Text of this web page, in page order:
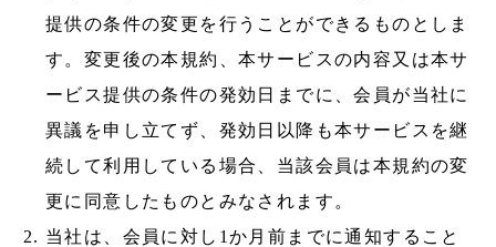
提供の条件の変更を行うことができるものとしま
す。変更後の本規約、本サービスの内容又は本サ
ービス提供の条件の発効日までに、会員が当社に
異議を申し立てず、発効日以降も本サービスを継
続して利用している場合、当該会員は本規約の変
更に同意したものとみなされます。
当社は、会員に対し1か月前までに通知すること